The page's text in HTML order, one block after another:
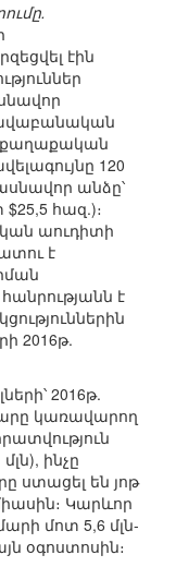
էին
քաղաքական
120
անձը՝
հազ.)։
աուդիտի
է
է
2016թ.
2016թ.
կառավարող
ինչը
ստացել են յոթ
Կարևոր
մոտ 5,6 մլն-
օգոստոսին։